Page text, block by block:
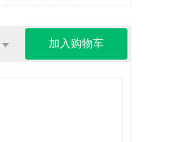
加入购物车